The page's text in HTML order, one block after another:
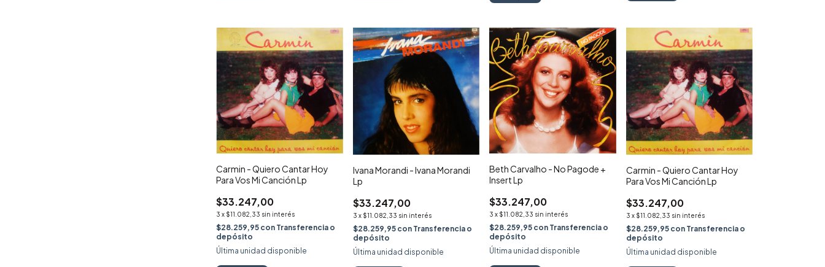
Carmin - Quiero Cantar Hoy
Para Vos Mi Canción Lp
$33.247,00
3 x $11.082,33 sin interés
$28.259,95 con Transferencia o
depósito
Última unidad disponible
Ivana Morandi - Ivana Morandi
Lp
$33.247,00
3 x $11.082,33 sin interés
$28.259,95 con Transferencia o
depósito
Última unidad disponible
Beth Carvalho - No Pagode +
Insert Lp
$33.247,00
3 x $11.082,33 sin interés
$28.259,95 con Transferencia o
depósito
Última unidad disponible
Carmin - Quiero Cantar Hoy
Para Vos Mi Canción Lp
$33.247,00
3 x $11.082,33 sin interés
$28.259,95 con Transferencia o
depósito
Última unidad disponible